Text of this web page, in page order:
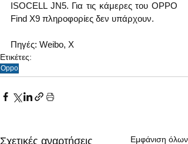
ISOCELL JN5. Για τις κάμερες του OPPO
Find X9 πληροφορίες δεν υπάρχουν.
Πηγές: Weibo, X
Ετικέτες:
Oppo
Σχετικές αναρτήσεις Εμφάνιση όλων